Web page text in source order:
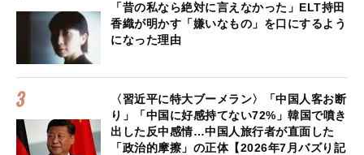
「昔の私なら絶対に言えなかった」ELT持田
香織が明かす「嫌いなもの」を口にするよう
になった理由
〈習近平に特大ブーメラン〉「中国人客お断
り」「中国に好感持てない72%」韓国で噴き
出した反中感情…中国人旅行者が直面した
「政治的摩擦」の正体【2026年7月バズり記